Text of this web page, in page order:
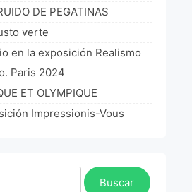
Científica Del Arte
Ecoarte
Paris
Colombia
DE PEGATINAS
verte
en la exposición Realismo
Paris 2024
ET OLYMPIQUE
Impressionis-Vous